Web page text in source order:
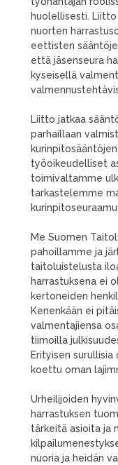
huolellisesti.
nuorten
eettisten
että jäsenseura
kyseisellä
Liitto jatkaa
parhaillaan
työoikeudelliset
toimivaltamme
tarkastelemme
Me Suomen
pahoillamme ja
taitoluistelusta
harrastuksena ei
kertoneiden
Kenenkään ei
valmentajiensa
tiimoilla
Erityisen
koettu oman
Urheilijoiden
harrastuksen
tärkeitä asioita ja
nuoria ja heidän